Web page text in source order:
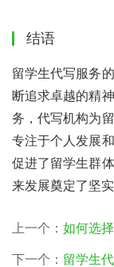
结语
留学生代写服务
断追求卓越的精
务，代写机构为
专注于个人发展
促进了留学生群
来发展奠定了坚实
上一个： 如何选
下一个： 留学生